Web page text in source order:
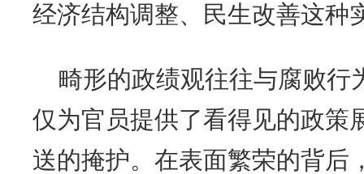
经济结构调整、民生改善这种
畸形的政绩观往往与腐败行
仅为官员提供了看得见的政策
送的掩护。在表面繁荣的背后